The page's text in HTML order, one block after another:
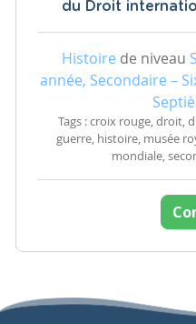
du Droit
Histoire de niveau
année, Secondaire –
Tags : croix rouge, droit,
guerre, histoire, musée
mondiale,